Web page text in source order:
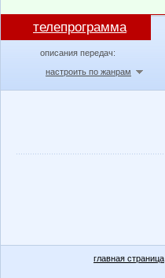
телепрограмма
описания передач:
настроить по жанрам
главная страница